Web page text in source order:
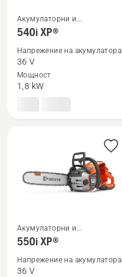
Вижте
повече
подробности
за
540i
Акумулаторни и
електрически верижни
триони
540i XP®
Напрежение на акумулатора
36 V
Мощност
1,8 kW
Вижте
повече
подробности
Акумулаторни и
електрически верижни
триони
550i XP®
Напрежение на акумулатора
36 V